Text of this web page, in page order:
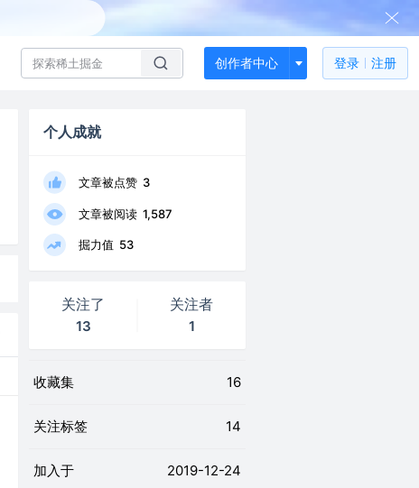
创作者中心 登录 注册
个人成就
文章被点赞 3
文章被阅读 1,587
掘力值 53
关注了
13
关注者
1
收藏集 16
关注标签 14
加入于 2019-12-24